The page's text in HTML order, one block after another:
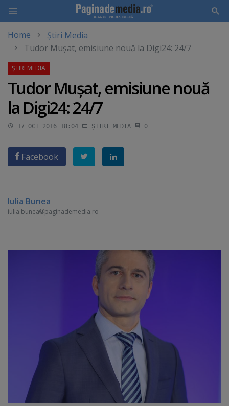
main
Home
Știri Media
Tudor Muşat, emisiune nouă la Digi24: 24/7
Tudor Muşat, emisiune nouă
la Digi24: 24/7
17 OCT 2016 18:04 ȘTIRI MEDIA 0
Facebook
Iulia Bunea
iulia.bunea paginademedia.ro